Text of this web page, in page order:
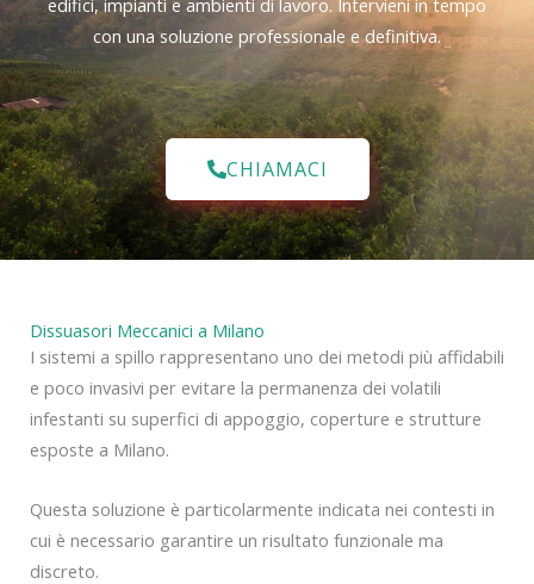
con una soluzione professionale e definitiva.
CHIAMACI
Dissuasori Meccanici a Milano
I sistemi a spillo rappresentano uno dei metodi più affidabili
e poco invasivi per evitare la permanenza dei volatili
infestanti su superfici di appoggio, coperture e strutture
esposte a Milano.
Questa soluzione è particolarmente indicata nei contesti in
cui è necessario garantire un risultato funzionale ma
discreto.